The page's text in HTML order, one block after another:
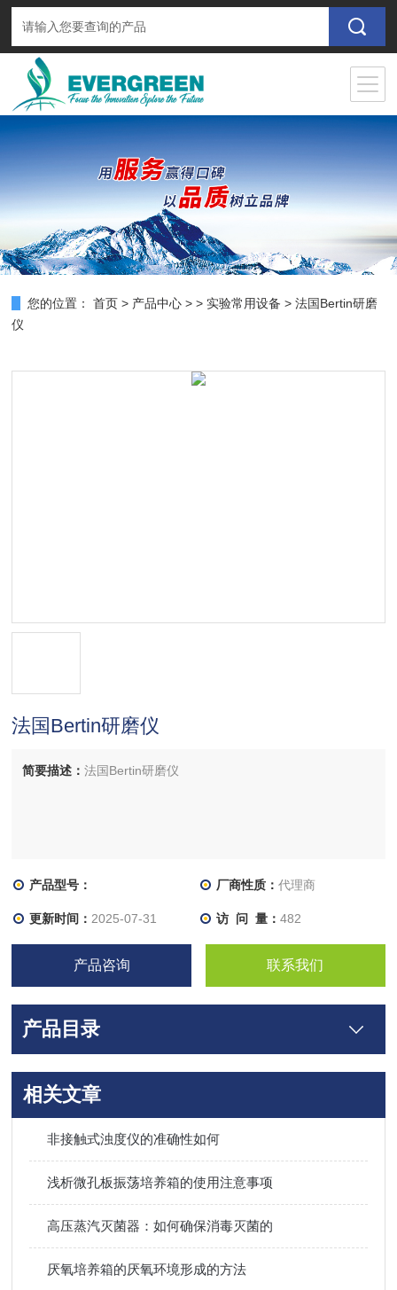
您的位置： 首页 > 产品中心 > > 实验常用设备 > 法国Bertin研磨
仪
法国Bertin研磨仪
简要描述：法国Bertin研磨仪
产品型号： 厂商性质： 代理商
更新时间： 2025-07-31 访 问 量： 482
产品咨询 联系我们
产品目录
相关文章
非接触式浊度仪的准确性如何
浅析微孔板振荡培养箱的使用注意事项
高压蒸汽灭菌器：如何确保消毒灭菌的
厌氧培养箱的厌氧环境形成的方法